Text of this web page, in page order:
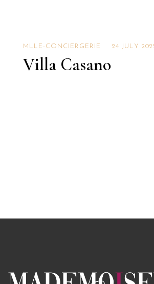
MLLE-CONCIERGERIE 24 JULY
Villa Casano